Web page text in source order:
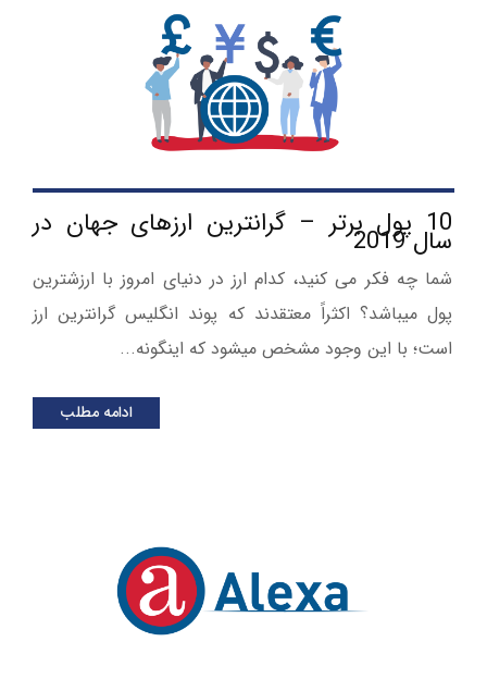
10 پول برتر – گرانترین ارزهای جهان درسال 2019
شما چه فکر می کنید، کدام ارز در دنیای امروز با ارزشترین
پول می­باشد؟ اکثراً معتقدند که پوند انگلیس گرانترین ارز
است؛ با این وجود مشخص می­شود که اینگونه...
ادامه مطلب